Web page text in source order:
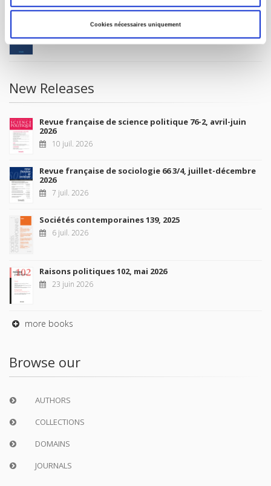
Cookies nécessaires uniquement
La France et l'Union européenne
4 sept. 2026
New Releases
Revue française de science politique 76-2, avril-juin
2026
10 juil. 2026
Revue française de sociologie 66 3/4, juillet-décembre
2026
7 juil. 2026
Sociétés contemporaines 139, 2025
6 juil. 2026
Raisons politiques 102, mai 2026
23 juin 2026
more books
Browse our
AUTHORS
COLLECTIONS
DOMAINS
JOURNALS